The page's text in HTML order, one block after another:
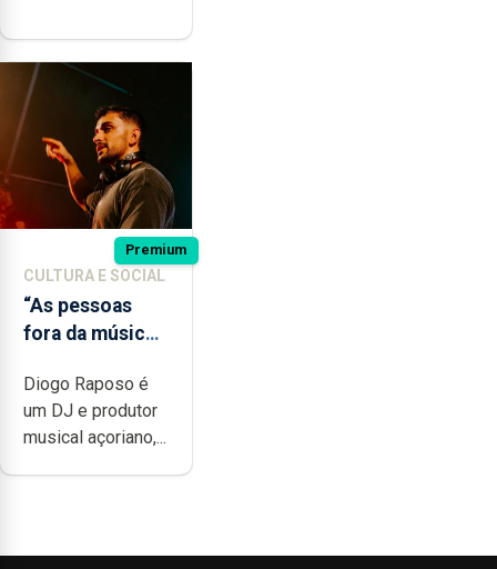
Premium
CULTURA E SOCIAL
“As pessoas
fora da música
noção do quão
difícil é
produzir uma
música”
Diogo Raposo é
um DJ e produtor
musical açoriano,...